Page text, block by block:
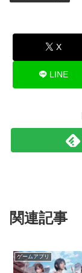
X
LINE
関連記事
ゲームアプリ